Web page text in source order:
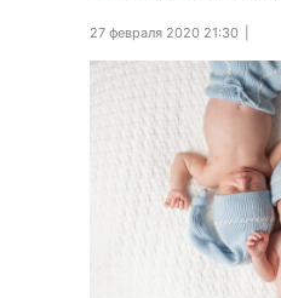
27 февраля 2020 21:30